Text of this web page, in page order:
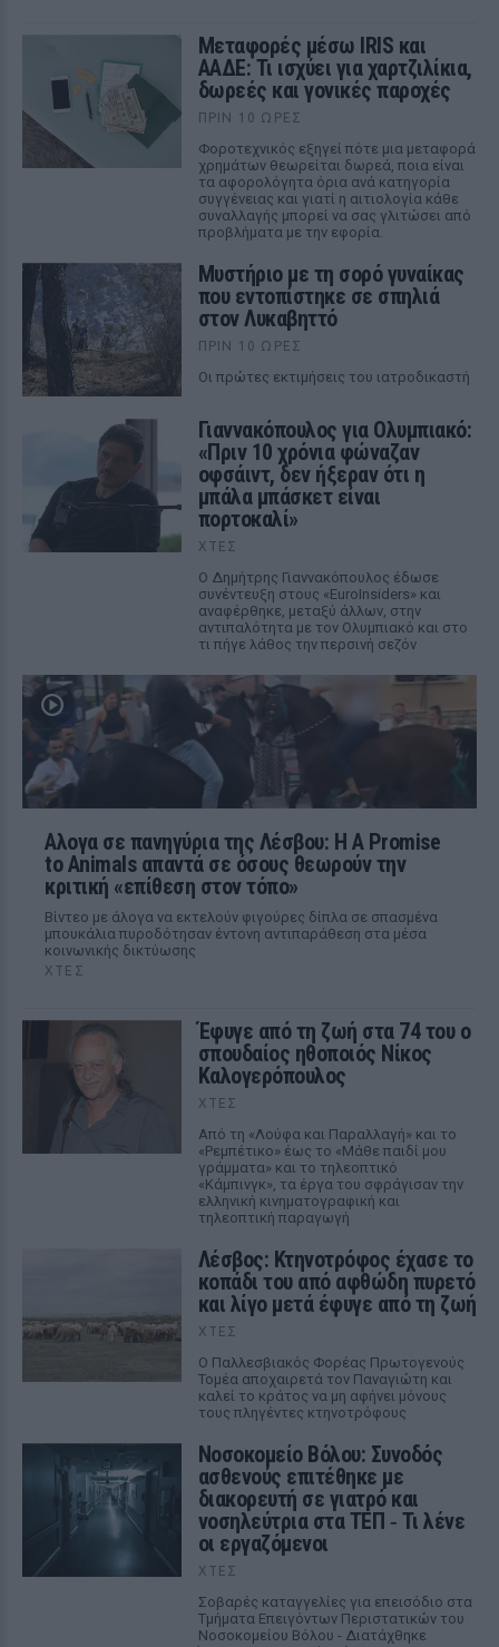
Μεταφορές μέσω IRIS και
ΑΑΔΕ: Τι ισχύει για χαρτζιλίκια,
δωρεές και γονικές παροχές
ΠΡΙΝ 10 ΏΡΕΣ
Φοροτεχνικός εξηγεί πότε μια μεταφορά
χρημάτων θεωρείται δωρεά, ποια είναι
τα αφορολόγητα όρια ανά κατηγορία
συγγένειας και γιατί η αιτιολογία κάθε
συναλλαγής μπορεί να σας γλιτώσει από
προβλήματα με την εφορία.
Μυστήριο με τη σορό γυναίκας
που εντοπίστηκε σε σπηλιά
στον Λυκαβηττό
ΠΡΙΝ 10 ΏΡΕΣ
Οι πρώτες εκτιμήσεις του ιατροδικαστή
Γιαννακόπουλος για Ολυμπιακό:
«Πριν 10 χρόνια φώναζαν
οφσάιντ, δεν ήξεραν ότι η
μπάλα μπάσκετ είναι
πορτοκαλί»
ΧΤΕΣ
Ο Δημήτρης Γιαννακόπουλος έδωσε
συνέντευξη στους «EuroInsiders» και
αναφέρθηκε, μεταξύ άλλων, στην
αντιπαλότητα με τον Ολυμπιακό και στο
τι πήγε λάθος την περσινή σεζόν
Αλογα σε πανηγύρια της Λέσβου: Η A Promise
to Animals απαντά σε όσους θεωρούν την
κριτική «επίθεση στον τόπο»
Βίντεο με άλογα να εκτελούν φιγούρες δίπλα σε σπασμένα
μπουκάλια πυροδότησαν έντονη αντιπαράθεση στα μέσα
κοινωνικής δικτύωσης
ΧΤΕΣ
Έφυγε από τη ζωή στα 74 του ο
σπουδαίος ηθοποιός Νίκος
Καλογερόπουλος
ΧΤΕΣ
Από τη «Λούφα και Παραλλαγή» και το
«Ρεμπέτικο» έως το «Μάθε παιδί μου
γράμματα» και το τηλεοπτικό
«Κάμπινγκ», τα έργα του σφράγισαν την
ελληνική κινηματογραφική και
τηλεοπτική παραγωγή
Λέσβος: Κτηνοτρόφος έχασε το
κοπάδι του από αφθώδη πυρετό
και λίγο μετά έφυγε από τη ζωή
ΧΤΕΣ
Ο Παλλεσβιακός Φορέας Πρωτογενούς
Τομέα αποχαιρετά τον Παναγιώτη και
καλεί το κράτος να μη αφήνει μόνους
τους πληγέντες κτηνοτρόφους
Νοσοκομείο Βόλου: Συνοδός
ασθενούς επιτέθηκε με
διακορευτή σε γιατρό και
νοσηλεύτρια στα ΤΕΠ ‑ Τι λένε
οι εργαζόμενοι
ΧΤΕΣ
Σοβαρές καταγγελίες για επεισόδιο στα
Τμήματα Επειγόντων Περιστατικών του
Νοσοκομείου Βόλου - Διατάχθηκε